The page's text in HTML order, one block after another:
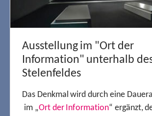
Ausstellung im "Ort der
Information" unterhalb
Stelenfeldes
Das Denkmal wird durch eine
im „Ort der Information“ ergänzt,